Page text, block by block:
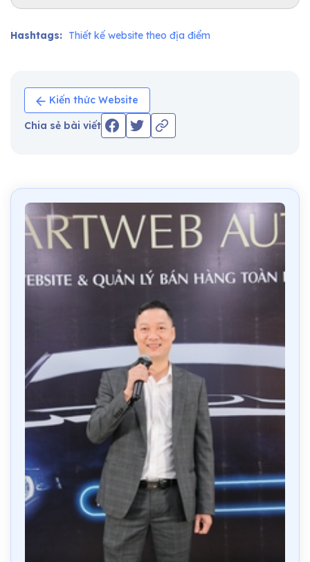
Hashtags: Thiết kế website theo địa điểm
Kiến thức Website
Chia sẻ bài viết